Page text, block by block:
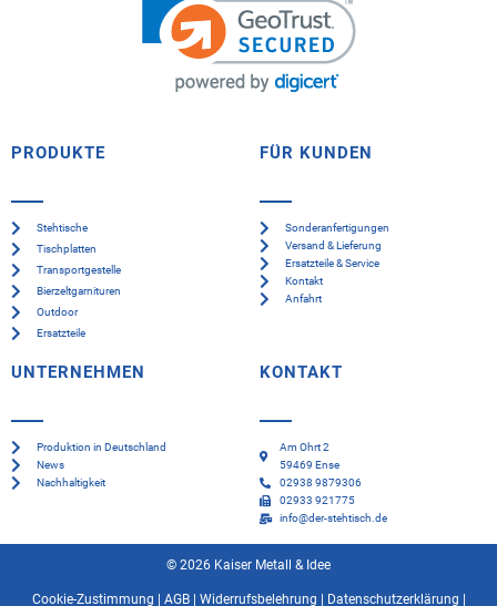
PRODUKTE
Stehtische
Tischplatten
Transportgestelle
Bierzeltgarnituren
Outdoor
Ersatzteile
FÜR KUNDEN
Sonderanfertigungen
Versand & Lieferung
Ersatzteile & Service
Kontakt
Anfahrt
UNTERNEHMEN
Produktion in Deutschland
News
Nachhaltigkeit
KONTAKT
Am Ohrt 2
59469 Ense
02938 9879306
02933 921775
info@der-stehtisch.de
© 2026 Kaiser Metall & Idee
Cookie-Zustimmung AGB| Widerrufsbelehrung Datenschutzerklärung